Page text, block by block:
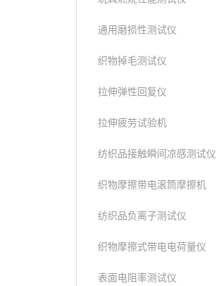
通用磨损性测试仪
织物掉毛测试仪
拉伸弹性回复仪
拉伸疲劳试验机
纺织品接触瞬间凉感测试仪
织物摩擦带电滚筒摩擦机
纺织品负离子测试仪
织物摩擦式带电电荷量仪
表面电阻率测试仪